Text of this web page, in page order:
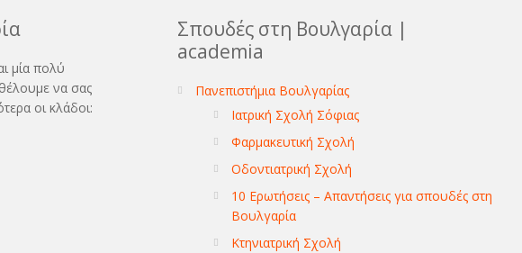
μία πολύ
να σας
οι κλάδοι:
Σπουδές στη Βουλγαρία |
academia
Πανεπιστήμια Βουλγαρίας
Ιατρική Σχολή Σόφιας
Φαρμακευτική Σχολή
Οδοντιατρική Σχολή
10 Ερωτήσεις – Απαντήσεις για σπουδές στη
Βουλγαρία
Κτηνιατρική Σχολή